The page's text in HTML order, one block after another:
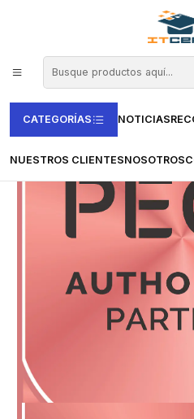
CATEGORÍAS NOTICIAS
NUESTROS CLIENTESNOSOTROS
PECB
Examen de Gerente de Riesgos de